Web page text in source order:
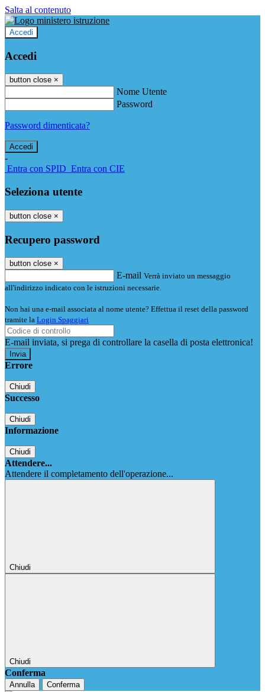
Salta al contenuto
Accedi
Accedi
button close ×
Nome Utente
Password
Password dimenticata?
-
Entra con SPID Entra con CIE
Seleziona utente
button close ×
Recupero password
button close ×
E-mail Verrà inviato un messaggio
all'indirizzo indicato con le istruzioni necessarie.
Non hai una e-mail associata al nome utente? Effettua il reset della password
tramite la Login Spaggiari
E-mail inviata, si prega di controllare la casella di posta elettronica!
Errore
Chiudi
Successo
Chiudi
Informazione
Chiudi
Attendere...
Attendere il completamento dell'operazione...
Chiudi
Chiudi
Conferma
Annulla Conferma